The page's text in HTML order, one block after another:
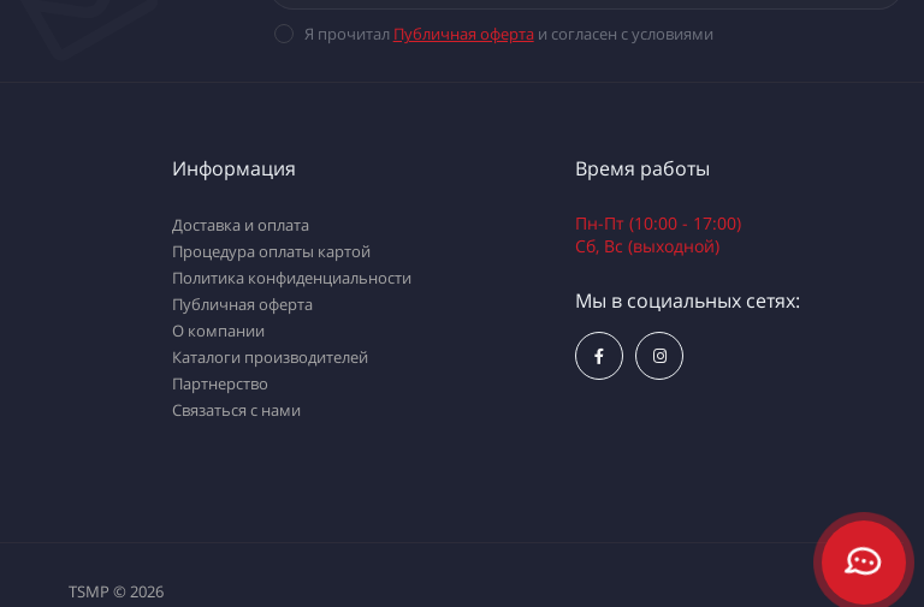
Я прочитал Публичная офертаи согласен с условиями
Информация
Доставка и оплата
Процедура оплаты картой
Политика конфиденциальности
Публичная оферта
О компании
Каталоги производителей
Партнерство
Связаться с нами
Время работы
Пн-Пт (10:00 - 17:00)
Сб, Вс (выходной)
Мы в социальных сетях:
TSMP © 2026